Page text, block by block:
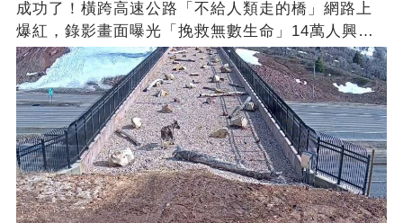
成功了！橫跨高速公路「不給人類走的橋」網路上
爆紅，錄影畫面曝光「挽救無數生命」14萬人興奮
歡呼